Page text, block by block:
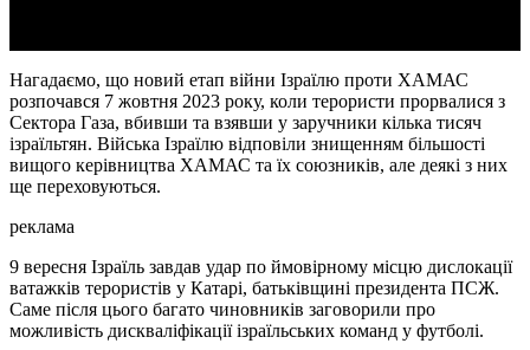
Нагадаємо, що новий етап війни Ізраїлю проти ХАМАС
розпочався 7 жовтня 2023 року, коли терористи прорвалися з
Сектора Газа, вбивши та взявши у заручники кілька тисяч
ізраїльтян. Війська Ізраїлю відповіли знищенням більшості
вищого керівництва ХАМАС та їх союзників, але деякі з них
ще переховуються.
реклама
9 вересня Ізраїль завдав удар по ймовірному місцю дислокації
ватажків терористів у Катарі, батьківщині президента ПСЖ.
Саме після цього багато чиновників заговорили про
можливість дискваліфікації ізраїльських команд у футболі.